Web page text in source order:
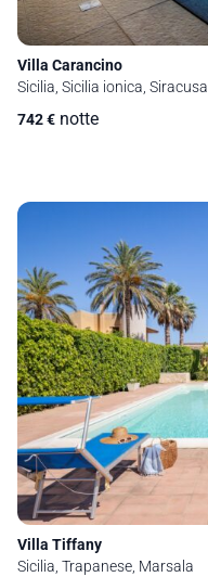
Villa Carancino
Sicilia, Sicilia ionica, Siracusa
742€ notte
Villa Tiffany
Sicilia, Trapanese, Marsala